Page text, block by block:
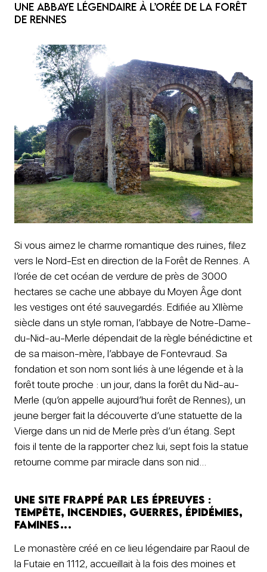
Une abbaye légendaire à l’orée de la Forêt
de Rennes
Si vous aimez le charme romantique des ruines, filez
vers le Nord-Est en direction de la Forêt de Rennes. A
l’orée de cet océan de verdure de près de 3000
hectares se cache une abbaye du Moyen Âge dont
les vestiges ont été sauvegardés. Edifiée au XIIème
siècle dans un style roman, l’abbaye de Notre-Dame-
du-Nid-au-Merle dépendait de la règle bénédictine et
de sa maison-mère, l’abbaye de Fontevraud. Sa
fondation et son nom sont liés à une légende et à la
forêt toute proche : un jour, dans la forêt du Nid-au-
Merle (qu’on appelle aujourd’hui forêt de Rennes), un
jeune berger fait la découverte d’une statuette de la
Vierge dans un nid de Merle près d’un étang. Sept
fois il tente de la rapporter chez lui, sept fois la statue
retourne comme par miracle dans son nid…
Une site frappé par les épreuves :
tempête, incendies, guerres, épidémies,
famines…
Le monastère créé en ce lieu légendaire par Raoul de
la Futaie en 1112, accueillait à la fois des moines et